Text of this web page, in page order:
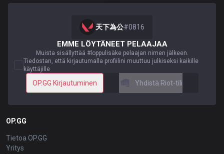
天下為公#0816
EMME LÖYTÄNEET PELAAJAA
Muista sisällyttää #loppulisäke pelaajan nimen jälkeen.
Tiedostan, että kirjautumalla profiilini muuttuu julkiseksi kaikille
käyttäjille
OP.GG Kirjautuminen Yhdistä Riot-tili
OP.GG
Tietoa OP.GG
Yritys